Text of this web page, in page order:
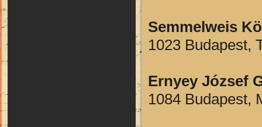
Semmelweis
1023 Budapest,
Ernyey József
1084 Budapest,